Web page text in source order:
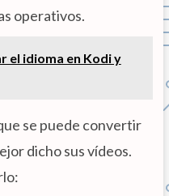
operativos.
el idioma en Kodi y
se puede convertir
dicho sus vídeos.